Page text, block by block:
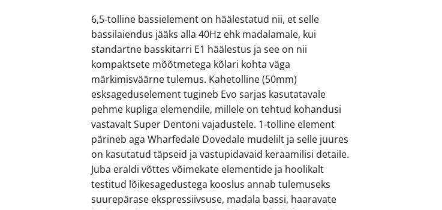
6,5-tolline bassielement on häälestatud nii, et selle
bassilaiendus jääks alla 40Hz ehk madalamale, kui
standartne basskitarri E1 häälestus ja see on nii
kompaktsete mõõtmetega kõlari kohta väga
märkimisväärne tulemus. Kahetolline (50mm)
esksageduselement tugineb Evo sarjas kasutatavale
pehme kupliga elemendile, millele on tehtud kohandusi
vastavalt Super Dentoni vajadustele. 1-tolline element
pärineb aga Wharfedale Dovedale mudelilt ja selle juures
on kasutatud täpseid ja vastupidavaid keraamilisi detaile.
Juba eraldi võttes võimekate elementide ja hoolikalt
testitud lõikesagedustega kooslus annab tulemuseks
suurepärase ekspressiivsuse, madala bassi, haaravate